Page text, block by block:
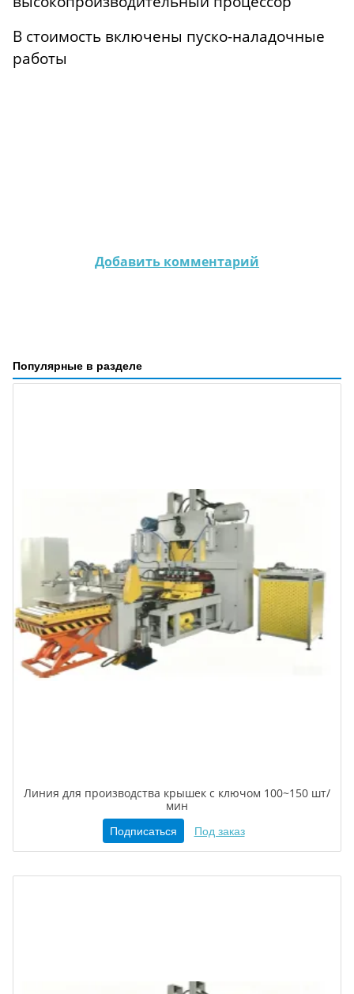
В стоимость включены пуско-наладочные
работы
Добавить комментарий
Популярные в разделе
Линия для производства крышек с ключом 100~150 шт/
мин
Подписаться Под заказ